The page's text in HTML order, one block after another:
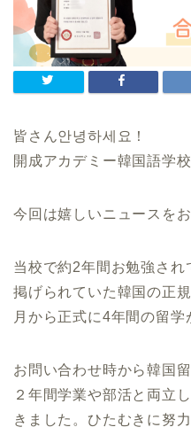
皆さん안녕하세요！
開成アカデミー韓国語学校
今回は嬉しいニュースを
当校で約2年間お勉強され
掲げられていた韓国の正
月から正式に4年間の留学
お問い合わせ時から韓国
２年間学業や部活と両立
きました。ひたむきに努